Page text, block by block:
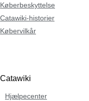
Køberbeskyttelse
Catawiki-historier
Købervilkår
Hjælpecenter